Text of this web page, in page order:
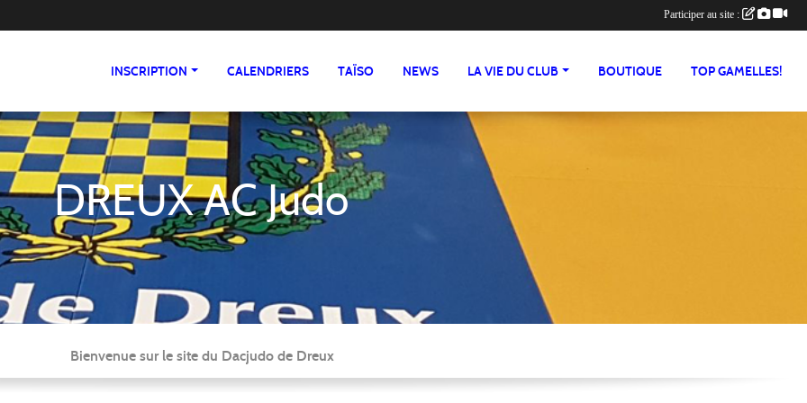
INSCRIPTION CALENDRIERS TAÏSO NEWS LA VIE DU CLUB BOUTIQUE TOP GAMELLES!
DREUX AC Judo
Bienvenue sur le site du Dacjudo de Dreux
Participer au site :